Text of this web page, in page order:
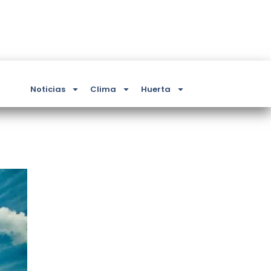
Noticias Clima Huerta